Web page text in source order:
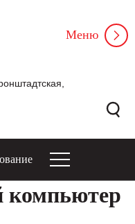
Меню